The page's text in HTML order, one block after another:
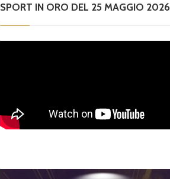
SPORT IN ORO DEL 25 MAGGIO 2026